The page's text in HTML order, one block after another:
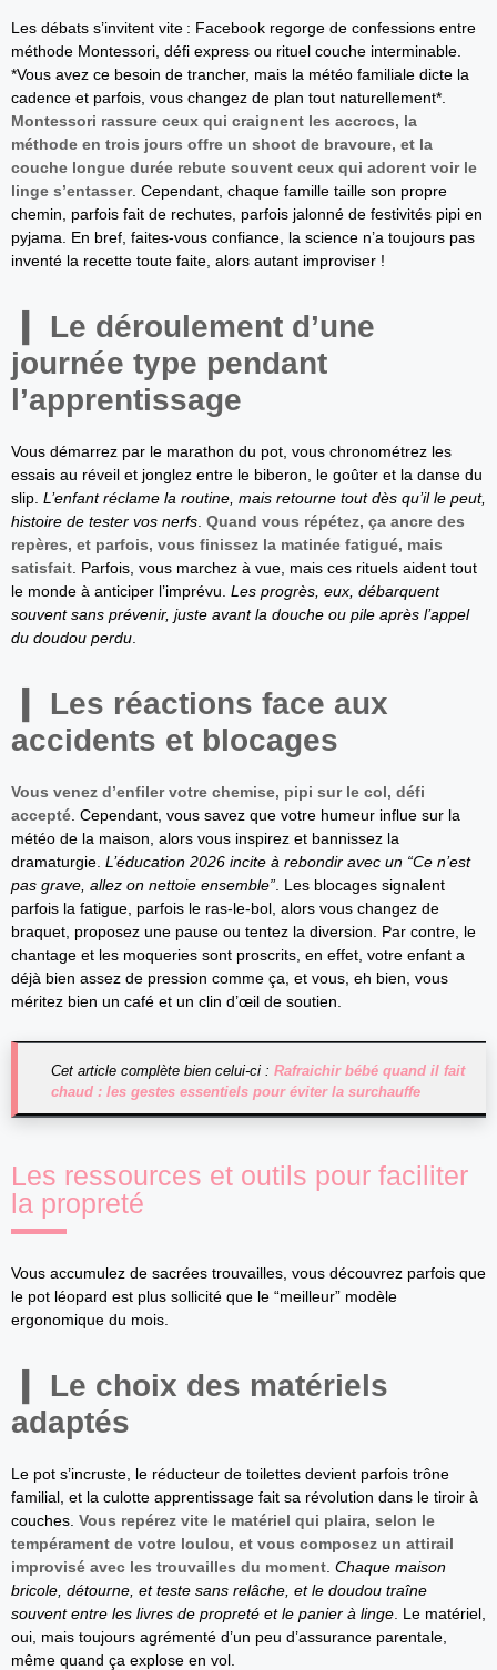
Les débats s’invitent vite : Facebook regorge de confessions entre
méthode Montessori, défi express ou rituel couche interminable.
*Vous avez ce besoin de trancher, mais la météo familiale dicte la
cadence et parfois, vous changez de plan tout naturellement*.
Montessori rassure ceux qui craignent les accrocs, la
méthode en trois jours offre un shoot de bravoure, et la
couche longue durée rebute souvent ceux qui adorent voir le
linge s’entasser. Cependant, chaque famille taille son propre
chemin, parfois fait de rechutes, parfois jalonné de festivités pipi en
pyjama. En bref, faites-vous confiance, la science n’a toujours pas
inventé la recette toute faite, alors autant improviser !
Le déroulement d’une
journée type pendant
l’apprentissage
Vous démarrez par le marathon du pot, vous chronométrez les
essais au réveil et jonglez entre le biberon, le goûter et la danse du
slip. L’enfant réclame la routine, mais retourne tout dès qu’il le peut,
histoire de tester vos nerfs Quand vous répétez, ça ancre des
repères, et parfois, vous finissez la matinée fatigué, mais
satisfait . Parfois, vous marchez à vue, mais ces rituels aident tout
le monde à anticiper l’imprévu. Les progrès, eux, débarquent
souvent sans prévenir, juste avant la douche ou pile après l’appel
du doudou perdu
Les réactions face aux
accidents et blocages
Vous venez d’enfiler votre chemise, pipi sur le col, défi
accepté . Cependant, vous savez que votre humeur influe sur la
météo de la maison, alors vous inspirez et bannissez la
dramaturgie. L’éducation 2026 incite à rebondir avec un “Ce n’est
pas grave, allez on nettoie ensemble” . Les blocages signalent
parfois la fatigue, parfois le ras-le-bol, alors vous changez de
braquet, proposez une pause ou tentez la diversion. Par contre, le
chantage et les moqueries sont proscrits, en effet, votre enfant a
déjà bien assez de pression comme ça, et vous, eh bien, vous
méritez bien un café et un clin d’œil de soutien.
Cet article complète bien celui-ci : Rafraichir bébé quand il fait
chaud : les gestes essentiels pour éviter la surchauffe
Les ressources et outils pour faciliter
la propreté
Vous accumulez de sacrées trouvailles, vous découvrez parfois que
le pot léopard est plus sollicité que le “meilleur” modèle
ergonomique du mois.
Le choix des matériels
adaptés
Le pot s’incruste, le réducteur de toilettes devient parfois trône
familial, et la culotte apprentissage fait sa révolution dans le tiroir à
couches. Vous repérez vite le matériel qui plaira, selon le
tempérament de votre loulou, et vous composez un attirail
improvisé avec les trouvailles du moment Chaque maison
bricole, détourne, et teste sans relâche, et le doudou traîne
souvent entre les livres de propreté et le panier à linge . Le matériel,
oui, mais toujours agrémenté d’un peu d’assurance parentale,
même quand ça explose en vol.